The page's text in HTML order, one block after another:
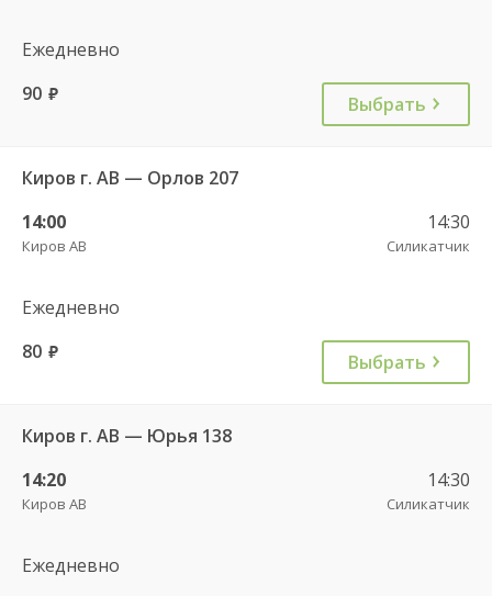
Ежедневно
90 руб. Выбрать
Киров г. АВ — Орлов 207
14:00
Киров АВ
14:30
Силикатчик
Ежедневно
80 руб. Выбрать
Киров г. АВ — Юрья 138
14:20
Киров АВ
14:30
Силикатчик
Ежедневно